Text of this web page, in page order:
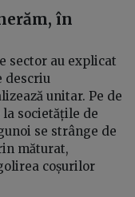
în
sector au explicat
descriu
unitar. Pe de
societățile de
se strânge de
măturat,
coșurilor